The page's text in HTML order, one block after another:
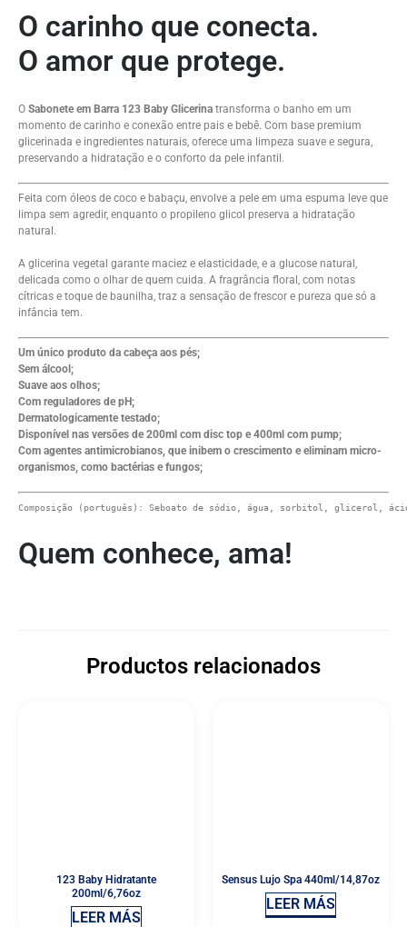
O carinho que conecta.
O amor que protege.
O Sabonete em Barra 123 Baby Glicerina transforma o banho em um
momento de carinho e conexão entre pais e bebê. Com base premium
glicerinada e ingredientes naturais, oferece uma limpeza suave e segura,
preservando a hidratação e o conforto da pele infantil.
Feita com óleos de coco e babaçu, envolve a pele em uma espuma leve que
limpa sem agredir, enquanto o propileno glicol preserva a hidratação
natural.
A glicerina vegetal garante maciez e elasticidade, e a glucose natural,
delicada como o olhar de quem cuida. A fragrância floral, com notas
cítricas e toque de baunilha, traz a sensação de frescor e pureza que só a
infância tem.
Um único produto da cabeça aos pés;
Sem álcool;
Suave aos olhos;
Com reguladores de pH;
Dermatologicamente testado;
Disponível nas versões de 200ml com disc top e 400ml com pump;
Com agentes antimicrobianos, que inibem o crescimento e eliminam micro-
organismos, como bactérias e fungos;
Composição (português): Seboato de sódio, água, sorbitol,
Quem conhece, ama!
Productos relacionados
123 Baby Hidratante
200ml/6,76oz
LEER MÁS
Sensus Lujo Spa 440ml/14,87oz
LEER MÁS